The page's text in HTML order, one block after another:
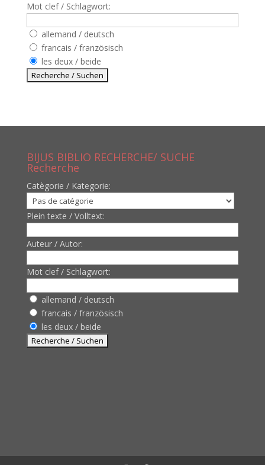
Mot clef / Schlagwort:
allemand / deutsch
francais / französisch
les deux / beide
BIJUS BIBLIO RECHERCHE/ SUCHE
Recherche
Catègorie / Kategorie:
Plein texte / Volltext:
Auteur / Autor:
Mot clef / Schlagwort:
allemand / deutsch
francais / französisch
les deux / beide